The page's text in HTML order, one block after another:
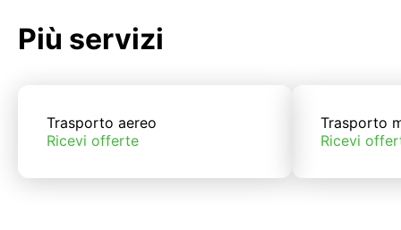
Più servizi
Trasporto aereo
Ricevi offerte
Trasporto
Ricevi